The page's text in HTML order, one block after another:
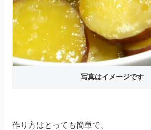
写真はイメージです
作り方はとっても簡単で、